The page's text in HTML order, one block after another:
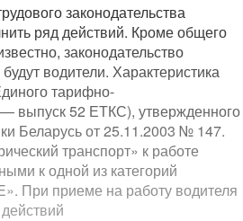
законодательства
ряд действий. Кроме общего
законодательство
водители. Характеристика
тарифно-
выпуск 52 ЕТКС), утвержденного
Беларусь от 25.11.2003 № 147.
транспорт» к работе
к одной из категорий
При приеме на работу водителя